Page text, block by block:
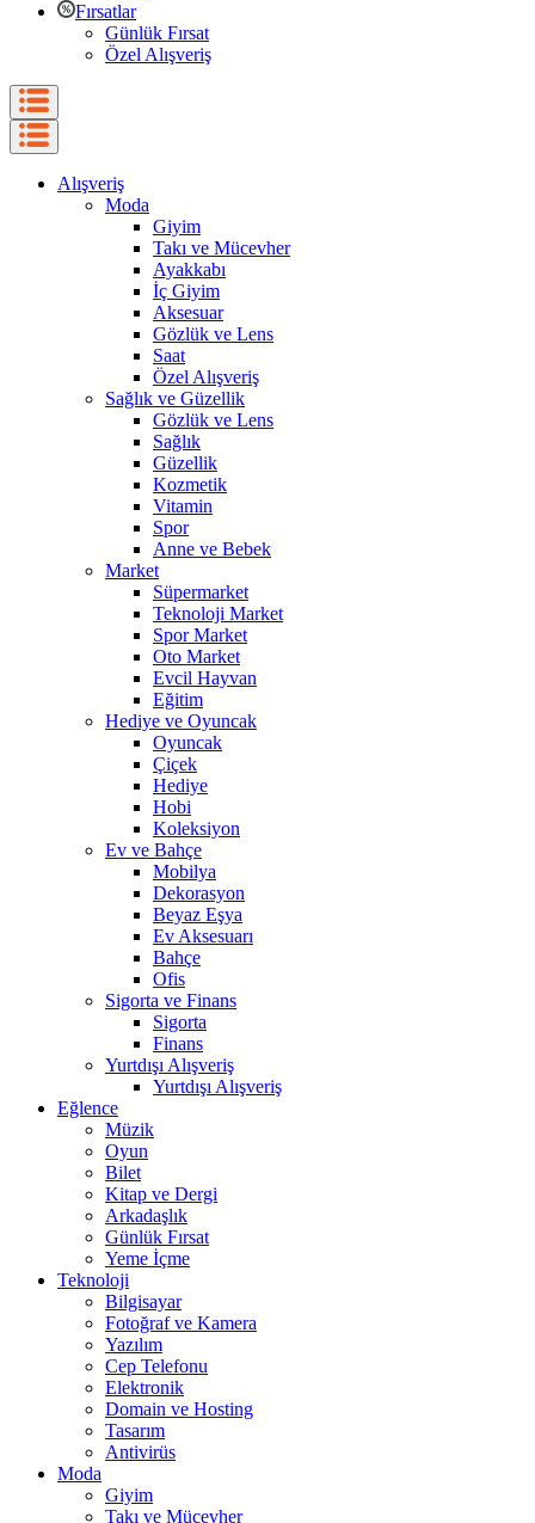
Fırsatlar
Günlük Fırsat
Özel Alışveriş
Alışveriş
Moda
Giyim
Takı ve Mücevher
Ayakkabı
İç Giyim
Aksesuar
Gözlük ve Lens
Saat
Özel Alışveriş
Sağlık ve Güzellik
Gözlük ve Lens
Sağlık
Güzellik
Kozmetik
Vitamin
Spor
Anne ve Bebek
Market
Süpermarket
Teknoloji Market
Spor Market
Oto Market
Evcil Hayvan
Eğitim
Hediye ve Oyuncak
Oyuncak
Çiçek
Hediye
Hobi
Koleksiyon
Ev ve Bahçe
Mobilya
Dekorasyon
Beyaz Eşya
Ev Aksesuarı
Bahçe
Ofis
Sigorta ve Finans
Sigorta
Finans
Yurtdışı Alışveriş
Yurtdışı Alışveriş
Eğlence
Müzik
Oyun
Bilet
Kitap ve Dergi
Arkadaşlık
Günlük Fırsat
Yeme İçme
Teknoloji
Bilgisayar
Fotoğraf ve Kamera
Yazılım
Cep Telefonu
Elektronik
Domain ve Hosting
Tasarım
Antivirüs
Moda
Giyim
Takı ve Mücevher